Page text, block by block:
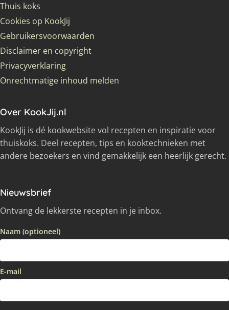
Thuis koks
Cookies op KookJij
Gebruikersvoorwaarden
Disclaimer en copyright
Privacyverklaring
Onrechtmatige inhoud melden
Over KookJij.nl
KookJij is dé kookwebsite vol recepten en inspiratie voor
thuiskoks. Deel recepten, tips en kooktechnieken met
andere bezoekers en vind gemakkelijk een heerlijk gerecht.
Nieuwsbrief
Ontvang de lekkerste recepten in je inbox.
Naam (optioneel)
E-mail